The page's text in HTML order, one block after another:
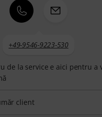
+49-9546-9223-530
de la service e aici pentru a
client